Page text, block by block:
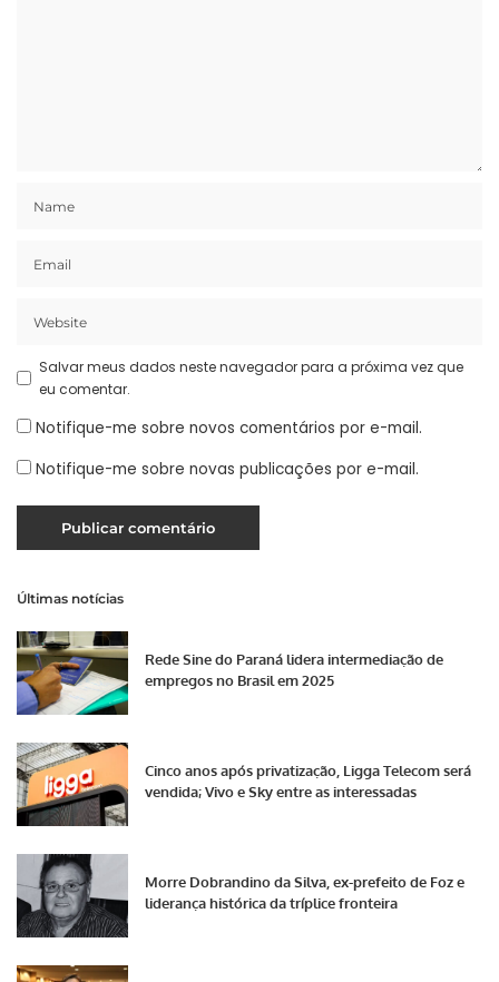
Salvar meus dados neste navegador para a próxima vez que
eu comentar.
Notifique-me sobre novos comentários por e-mail.
Notifique-me sobre novas publicações por e-mail.
Últimas notícias
Rede Sine do Paraná lidera intermediação de
empregos no Brasil em 2025
Cinco anos após privatização, Ligga Telecom será
vendida; Vivo e Sky entre as interessadas
Morre Dobrandino da Silva, ex-prefeito de Foz e
liderança histórica da tríplice fronteira